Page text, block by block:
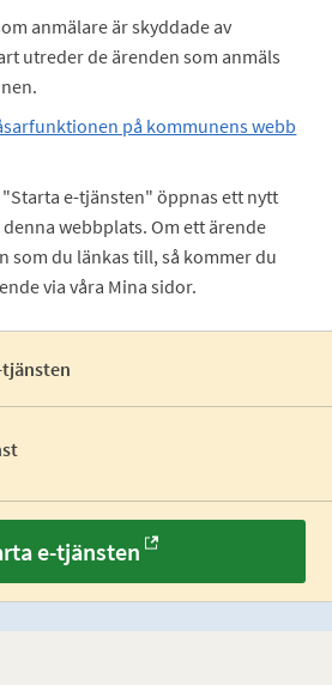
anmälare är skyddade av
utreder de ärenden som anmäls
på kommunens webb
e-tjänsten" öppnas ett nytt
webbplats. Om ett ärende
som du länkas till, så kommer du
via våra Mina sidor.
tjänsten
e-tjänsten